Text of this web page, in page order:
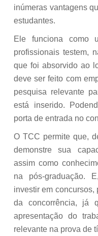
inúmeras vantagens
estudantes.
Ele funciona como
profissionais testem,
que foi absorvido ao
deve ser feito com
pesquisa relevante
está inserido.
porta de entrada no
O TCC permite que,
demonstre sua
assim como
na pós-graduação.
investir em concursos,
da concorrência, já
apresentação do
relevante na prova de